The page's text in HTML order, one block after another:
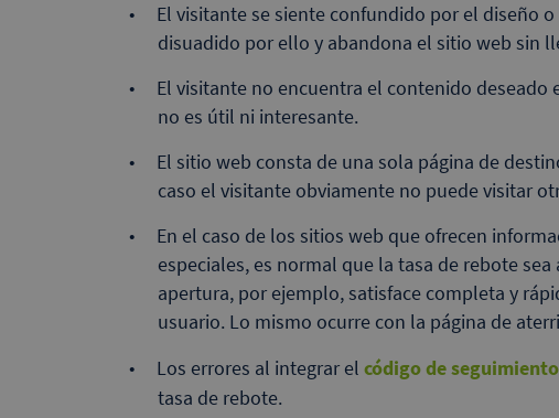
El visitante se siente confundido por el diseño
disuadido por ello y abandona el sitio web sin
El visitante no encuentra el contenido
no es útil ni interesante.
El sitio web consta de una sola página de
caso el visitante obviamente no puede visitar
En el caso de los sitios web que ofrecen
especiales, es normal que la tasa de rebote
apertura, por ejemplo, satisface completa y
usuario. Lo mismo ocurre con la página de
Los errores al integrar el código de seguimiento
tasa de rebote.